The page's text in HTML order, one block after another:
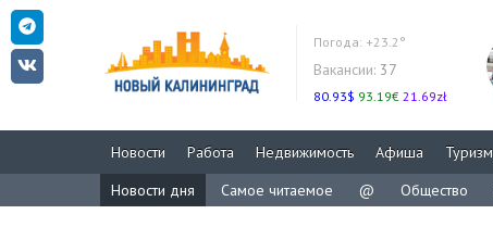
Погода: +23.2°
Вакансии: 37
80.93$ 93.19€ 21.69zł
Новости Работа Недвижимость Афиша Туризм
Новости дня
Самое читаемое @ Общество